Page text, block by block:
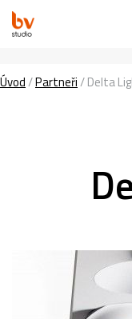
Úvod/Partneři/Delta